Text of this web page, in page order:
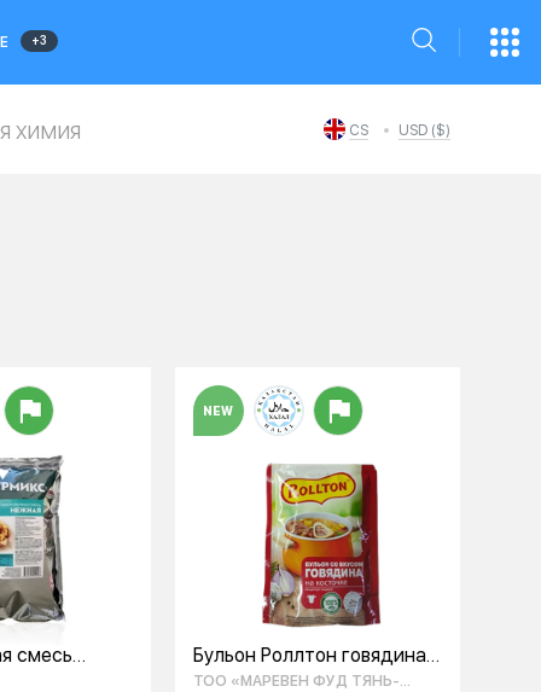
+3
USD ($)
CS
химия
смесь
2кг
NEW
Бульон Роллтон говядина
на косточке 90гр
ТОО «МАРЕВЕН ФУД ТЯНЬ-